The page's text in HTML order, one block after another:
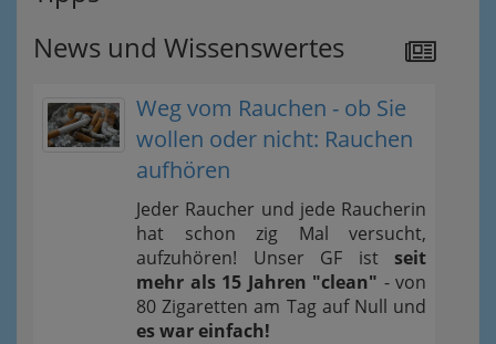
News und Wissenswertes
Weg vom Rauchen - ob Sie
wollen oder nicht: Rauchen
aufhören
Jeder Raucher und jede Raucherin
hat schon zig Mal versucht,
aufzuhören! Unser GF ist seit
mehr als 15 Jahren "clean" - von
80 Zigaretten am Tag auf Null und
es war einfach!